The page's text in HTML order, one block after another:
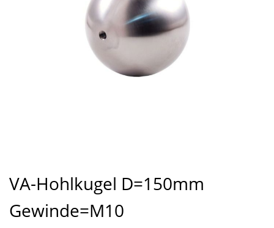
der
Bildergalerie
springen
VA-Hohlkugel D=150mm
Gewinde=M10